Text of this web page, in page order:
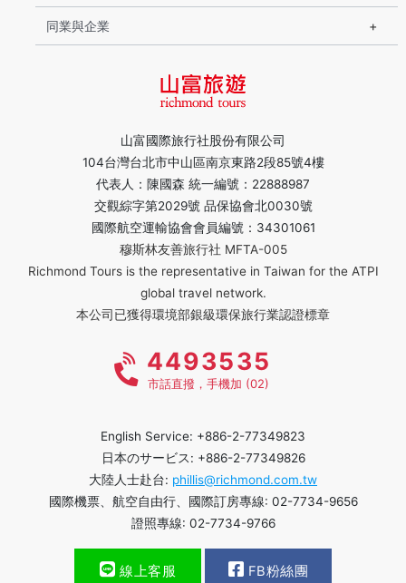
山富國際旅行社股份有限公司
104台灣台北市中山區南京東路2段85號4樓
代表人：陳國森 統一編號：22888987
交觀綜字第2029號 品保協會北0030號
國際航空運輸協會會員編號：34301061
穆斯林友善旅行社 MFTA-005
Richmond Tours is the representative in Taiwan for the ATPI
global travel network.
本公司已獲得環境部銀級環保旅行業認證標章
同業與企業
4493535
市話直撥，手機加 (02)
English Service: +886-2-77349823
日本のサービス: +886-2-77349826
大陸人士赴台: phillis@richmond.com.tw
國際機票、航空自由行、國際訂房專線: 02-7734-9656
證照專線: 02-7734-9766
線上客服 FB粉絲團